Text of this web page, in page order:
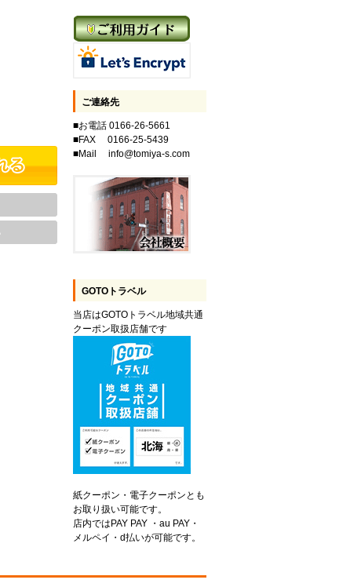
ご連絡先
■お電話 0166-26-5661
■FAX 0166-25-5439
■Mail info@tomiya-s.com
GOTOトラベル
当店はGOTOトラベル地域共通
クーポン取扱店舗です
紙クーポン・電子クーポンとも
お取り扱い可能です。
店内ではPAY PAY ・au PAY・
メルペイ・d払いが可能です。